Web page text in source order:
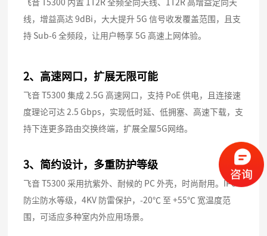
飞音 T5300 内置 1T2R 全频全向天线、1T2R 高增益定向天
线，增益高达 9dBi，大大提升 5G 信号收发覆盖范围，且支
持 Sub-6 全频段，让用户畅享 5G 高速上网体验。
2、 高速网口，扩展无限可能
飞音 T5300 集成 2.5G 高速网口，支持 PoE 供电，且连接速
度理论可达 2.5 Gbps，实现低时延、低拥塞、高速下载，支
持下连更多路由交换终端，扩展全屋5G网络。
3、简约设计，多重防护等级
飞音 T5300 采用抗紫外、耐候的 PC 外壳，时尚耐用。IP65
防尘防水等级，4KV 防雷保护，-20℃ 至 +55℃ 宽温度范
围，可适应多种室内外应用场景。